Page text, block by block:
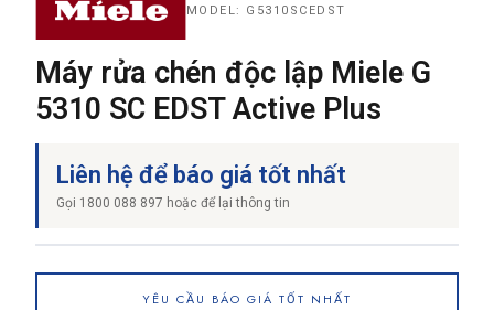
→ GỬI YÊU CẦU BÁO GIÁ
MODEL: G5310SCEDST
Máy rửa chén độc lập Miele G
5310 SC EDST Active Plus
Liên hệ để báo giá tốt nhất
Gọi 1800 088 897 hoặc để lại thông tin
YÊU CẦU BÁO GIÁ TỐT NHẤT